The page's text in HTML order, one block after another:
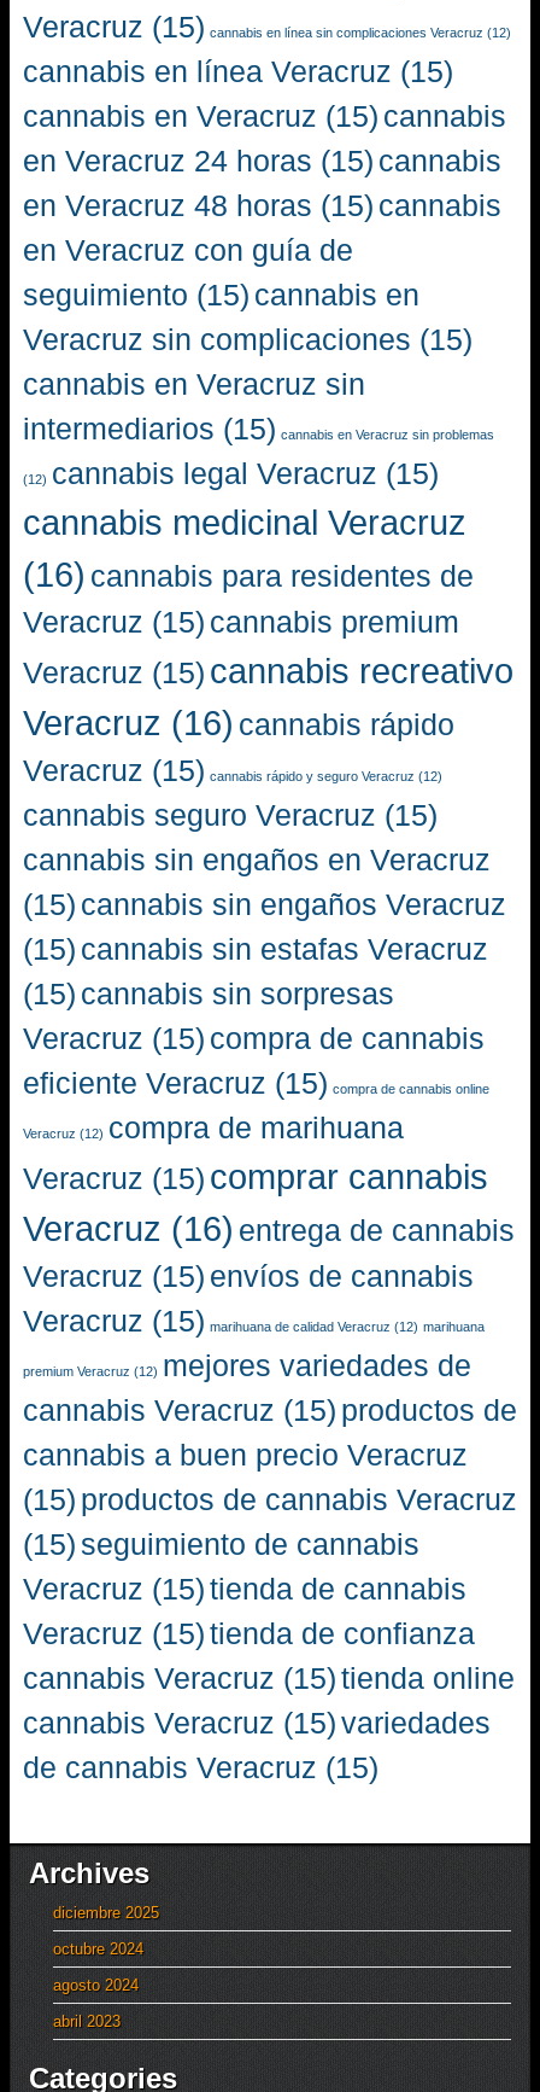
Veracruz (15) cannabis en línea sin complicaciones Veracruz (12)
cannabis en línea Veracruz (15)
cannabis en Veracruz (15) cannabis
en Veracruz 24 horas (15) cannabis
en Veracruz 48 horas (15) cannabis
en Veracruz con guía de
seguimiento (15) cannabis en
Veracruz sin complicaciones (15)
cannabis en Veracruz sin
intermediarios (15) cannabis en Veracruz sin problemas
(12) cannabis legal Veracruz (15)
cannabis medicinal Veracruz
(16) cannabis para residentes de
Veracruz (15) cannabis premium
Veracruz (15) cannabis recreativo
Veracruz (16) cannabis rápido
Veracruz (15) cannabis rápido y seguro Veracruz (12)
cannabis seguro Veracruz (15)
cannabis sin engaños en Veracruz
(15) cannabis sin engaños Veracruz
(15) cannabis sin estafas Veracruz
(15) cannabis sin sorpresas
Veracruz (15) compra de cannabis
eficiente Veracruz (15) compra de cannabis online
Veracruz (12) compra de marihuana
Veracruz (15) comprar cannabis
Veracruz (16) entrega de cannabis
Veracruz (15) envíos de cannabis
Veracruz (15) marihuana de calidad Veracruz (12) marihuana
premium Veracruz (12) mejores variedades de
cannabis Veracruz (15) productos de
cannabis a buen precio Veracruz
(15) productos de cannabis Veracruz
(15) seguimiento de cannabis
Veracruz (15)tienda de cannabis
Veracruz (15)tienda de confianza
cannabis Veracruz (15)tienda online
cannabis Veracruz (15)variedades
de cannabis Veracruz (15)
Archives
diciembre 2025
octubre 2024
agosto 2024
abril 2023
Categories